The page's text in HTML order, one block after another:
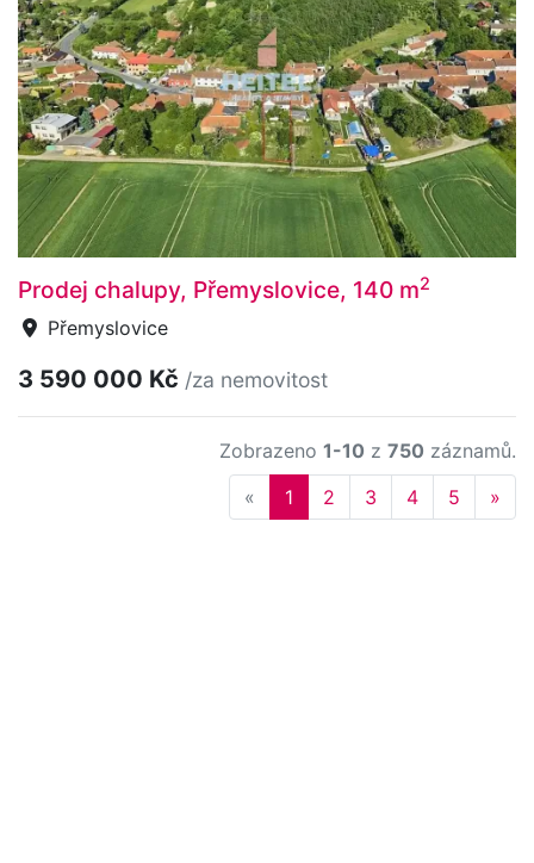
Prodej chalupy, Přemyslovice, 140 m2
Přemyslovice
3 590 000 Kč /za nemovitost
Zobrazeno 1-10 z 750 záznamů.
« Previous
1 2 3 4 5 »